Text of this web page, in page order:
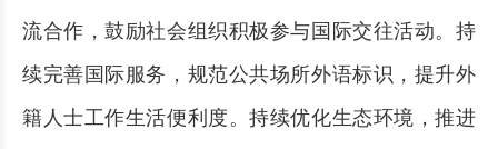
流合作，鼓励社会组织积极参与国际交往活动。持
续完善国际服务，规范公共场所外语标识，提升外
籍人士工作生活便利度。持续优化生态环境，推进